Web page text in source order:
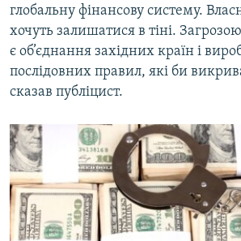
глобальну фінансову систему.
хочуть залишатися в тіні.
є об’єднання західних країн і
послідовних правил, які би
сказав публіцист.